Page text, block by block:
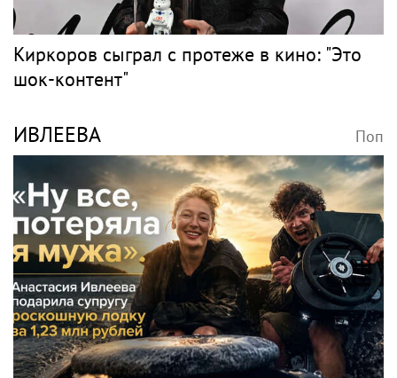
Киркоров сыграл с протеже в кино: "Это
шок-контент"
ИВЛЕЕВА Поп